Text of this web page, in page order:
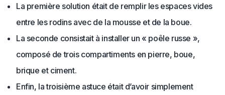
La première solution était de remplir les espaces vides
entre les rodins avec de la mousse et de la boue.
La seconde consistait à installer un « poêle russe »,
composé de trois compartiments en pierre, boue,
brique et ciment.
Enfin, la troisième astuce était d’avoir simplement